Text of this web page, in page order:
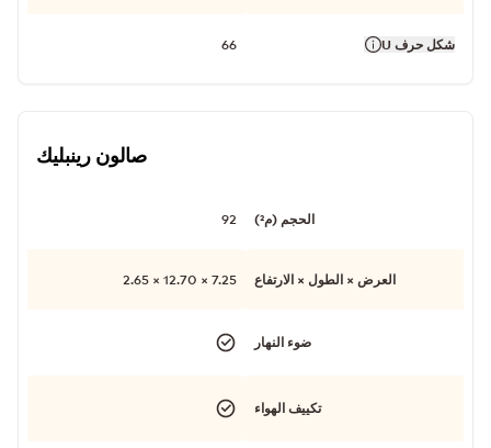
شكل حرف U 66
صالون رينبليك
الحجم (م²) 92
العرض × الطول × الارتفاع 7.25 × 12.70 × 2.65
ضوء النهار
تكييف الهواء